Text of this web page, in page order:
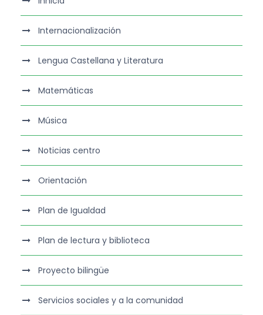
Internacionalización
Lengua Castellana y Literatura
Matemáticas
Música
Noticias centro
Orientación
Plan de Igualdad
Plan de lectura y biblioteca
Proyecto bilingüe
Servicios sociales y a la comunidad